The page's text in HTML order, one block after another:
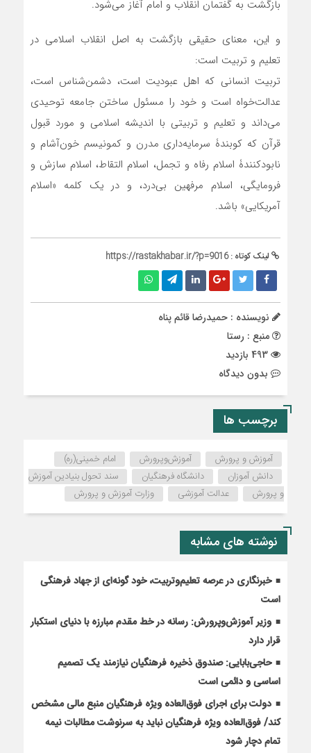
بازگشت به گفتمان انقلاب و امام آغاز می‌شود.
و این، معنای حقیقی بازگشت به اصل انقلاب اسلامی در
تعلیم و تربیت است:
تربیت انسانی که اهل عبودیت است، دشمن‌شناس است،
عدالت‌خواه است و خود را مسئول ساختن جامعه توحیدی
می‌داند و تعلیم و تربیتی با اندیشه اسلامی و مورد قبول
قرآن که کوبندۀ سرمایه‌داری مدرن و کمونیسم خون‌آشام و
نابودکنندۀ اسلام رفاه و تجمل، اسلام التقاط، اسلام سازش و
فرومایگی، اسلام مرفهین بی‌درد، و در یک کلمه «اسلام
آمریکایی» باشد.
لینک کوتاه :https://rastakhabar.ir/?p=9016
نویسنده : حمیدرضا قائم پناه
منبع : رستا
بدون دیدگاه
برچسب ها
آموزش و پرورش آموزش‌‌‌و‌پرورش
امام خمینی(ره)
دانش آموزان
دانشگاه فرهنگیان
سند تحول بنیادین آموزش
و پرورش
عدالت آموزشی وزارت آموزش و پرورش
نوشته های مشابه
خبرنگاری در عرصه تعلیم‌وتربیت، خود گونه‌ای از جهاد فرهنگی
است
وزیر آموزش‌وپرورش: رسانه در خط مقدم مبارزه با دنیای استکبار
قرار دارد
حاجی‌بابایی: صندوق ذخیره فرهنگیان نیازمند یک تصمیم
اساسی و دائمی است
دولت برای اجرای فوق‌العاده ویژه فرهنگیان منبع مالی مشخص
کند/ فوق‌العاده ویژه فرهنگیان نباید به سرنوشت مطالبات نیمه‌
تمام دچار شود